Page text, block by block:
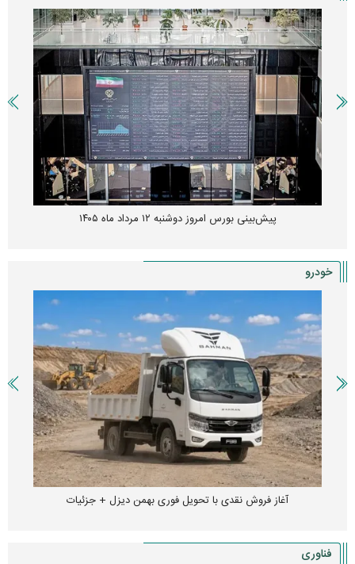
پیش‌بینی بورس امروز دوشنبه ۱۲ مرداد ماه ۱۴۰۵
خودرو
آغاز فروش نقدی با تحویل فوری بهمن دیزل + جزئیات
فناوری